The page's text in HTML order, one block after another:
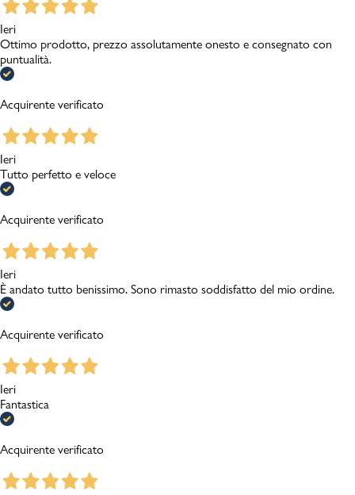
Ieri
Ottimo prodotto, prezzo assolutamente onesto e consegnato con
puntualità.
Acquirente verificato
Ieri
Tutto perfetto e veloce
Acquirente verificato
Ieri
È andato tutto benissimo. Sono rimasto soddisfatto del mio ordine.
Acquirente verificato
Ieri
Fantastica
Acquirente verificato